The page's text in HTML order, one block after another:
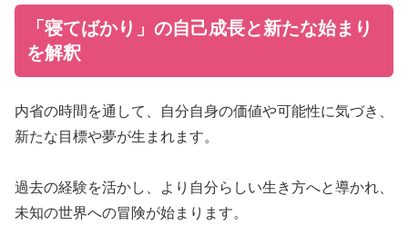
「寝てばかり」の自己成長と新たな始まり
を解釈
内省の時間を通して、自分自身の価値や可能性に気づき、
新たな目標や夢が生まれます。
過去の経験を活かし、より自分らしい生き方へと導かれ、
未知の世界への冒険が始まります。